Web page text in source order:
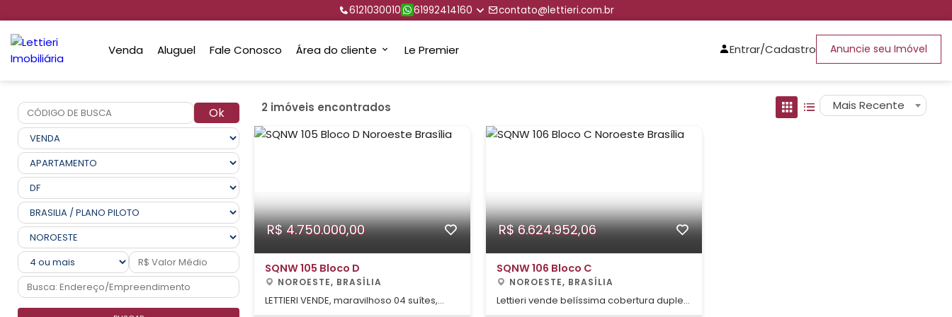
6121030010 61992414160 contato@lettieri.com.br
Venda Aluguel Fale Conosco Área do cliente Le Premier Entrar/Cadastro Anuncie seu Imóvel
Ok 2 imóveis encontrados Mais Recente
R$ 4.750.000,00
SQNW 105 Bloco D
NOROESTE, BRASÍLIA
LETTIERI VENDE, maravilhoso 04 suítes,
R$ 6.624.952,06
SQNW 106 Bloco C
NOROESTE, BRASÍLIA
Lettieri vende belíssima cobertura duplex